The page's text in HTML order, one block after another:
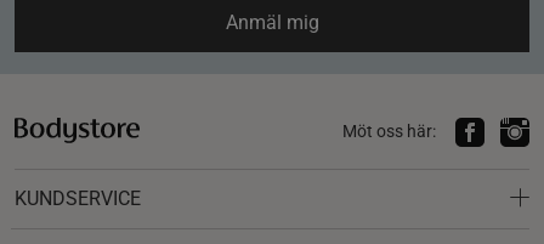
Anmäl mig
Möt oss här:
KUNDSERVICE